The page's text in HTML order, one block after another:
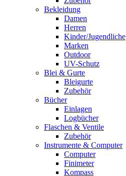
Bekleidung
Damen
Herren
Kinder/Jugendliche
Marken
Outdoor
UV-Schutz
Blei & Gurte
Bleigurte
Zubehör
Bücher
Einlagen
Logbücher
Flaschen & Ventile
Zubehör
Instrumente & Computer
Computer
Finimeter
Kompass